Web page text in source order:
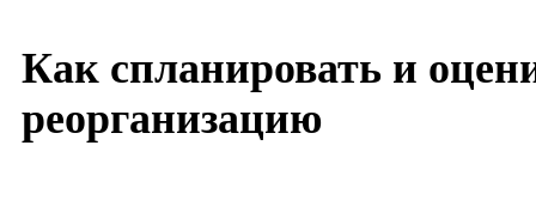
Как спланировать и
реорганизацию